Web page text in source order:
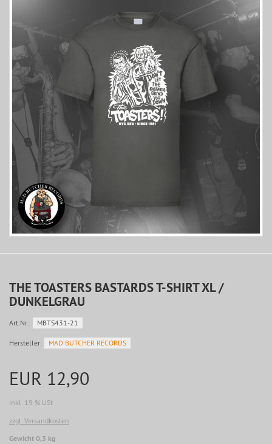
THE TOASTERS BASTARDS T-SHIRT XL /
DUNKELGRAU
Art.Nr.: MBTS431-21
Hersteller: MAD BUTCHER RECORDS
EUR 12,90
inkl. 19 % USt
zzgl. Versandkosten
Gewicht 0,3 kg